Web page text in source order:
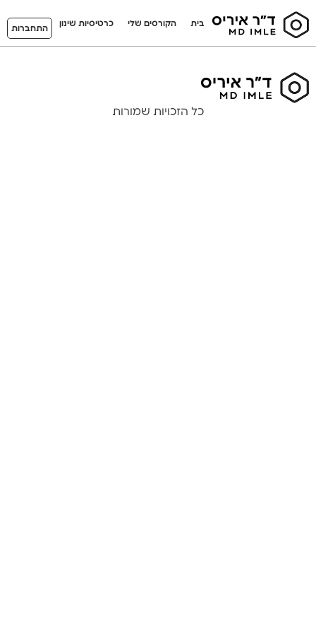
בית הקורסים שלי כרטיסיות שינון
התחברות
כל הזכויות שמורות